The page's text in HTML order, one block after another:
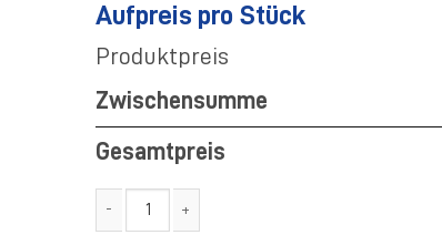
Aufpreis pro Stück
Produktpreis
Zwischensumme
Gesamtpreis